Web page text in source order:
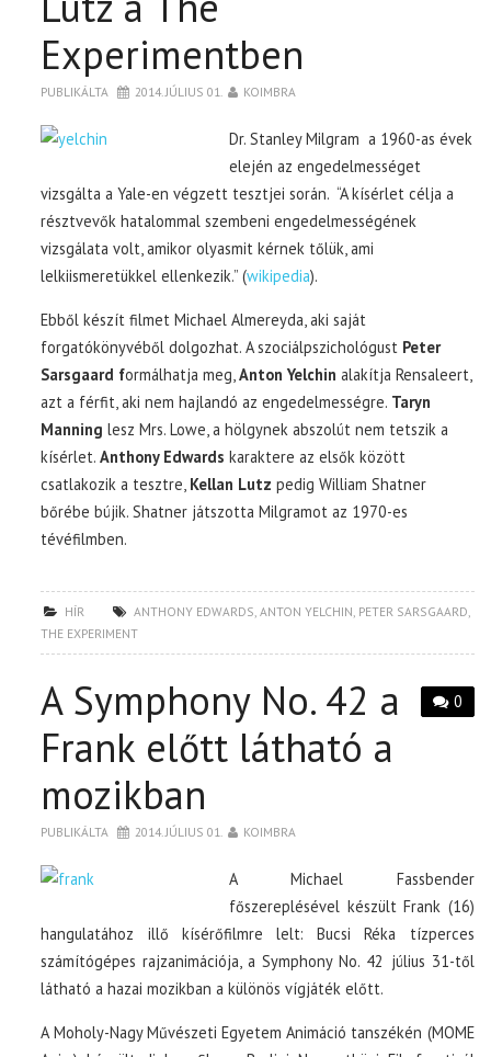
Experimentben
PUBLIKÁLTA 2014. JÚLIUS 01. KOIMBRA
Dr. Stanley Milgram a 1960-as évek
elején az engedelmességet
vizsgálta a Yale-en végzett tesztjei során. “A kísérlet célja a
résztvevők hatalommal szembeni engedelmességének
vizsgálata volt, amikor olyasmit kérnek tőlük, ami
lelkiismeretükkel ellenkezik.” (wikipedia).
Ebből készít filmet Michael Almereyda, aki saját
forgatókönyvéből dolgozhat. A szociálpszichológust Peter
Sarsgaard formálhatja meg,Anton Yelchin alakítja Rensaleert,
azt a férfit, aki nem hajlandó az engedelmességre. Taryn
Manning lesz Mrs. Lowe, a hölgynek abszolút nem tetszik a
kísérlet.Anthony Edwards karaktere az elsők között
csatlakozik a tesztre, Kellan Lutz pedig William Shatner
bőrébe bújik. Shatner játszotta Milgramot az 1970-es
tévéfilmben.
HÍR ANTHONY EDWARDS,ANTON YELCHIN, PETER SARSGAARD,
THE EXPERIMENT
0
A Symphony No. 42 a
Frank előtt látható a
mozikban
PUBLIKÁLTA 2014. JÚLIUS 01. KOIMBRA
A Michael Fassbender
főszereplésével készült Frank (16)
hangulatához illő kísérőfilmre lelt: Bucsi Réka tízperces
számítógépes rajzanimációja, a Symphony No. 42 július 31-től
látható a hazai mozikban a különös vígjáték előtt.
A Moholy-Nagy Művészeti Egyetem Animáció tanszékén (MOME